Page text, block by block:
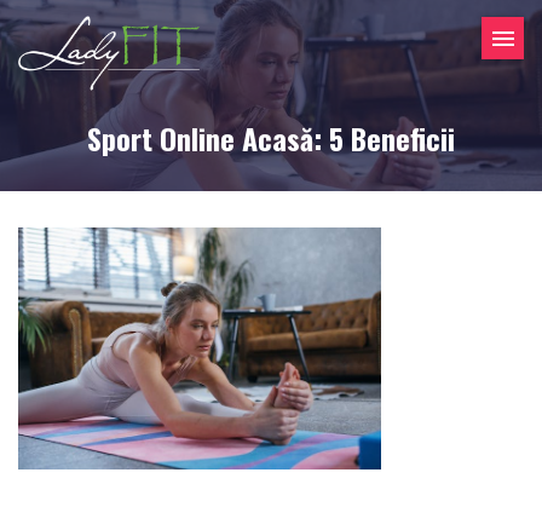
Sport Online Acasă: 5 Beneficii